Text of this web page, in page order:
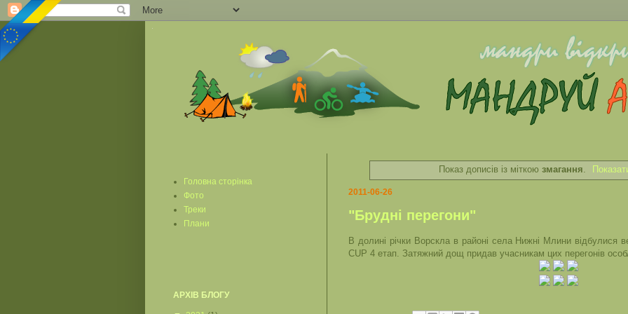
Показ дописів із міткою змагання
2011-06-26
"Брудні перегони"
В долині річки Ворскла в районі села Нижні Млини відбулися
CUP 4 етап. Затяжний дощ придав учасникам цих перегонів
Головна сторінка
Фото
Треки
Плани
АРХІВ БЛОГУ